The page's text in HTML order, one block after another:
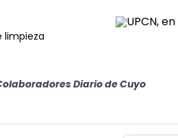
limpieza
Diario de Cuyo